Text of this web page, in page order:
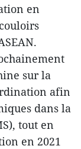
en
sur la
afin
dans la
tout en
en 2021